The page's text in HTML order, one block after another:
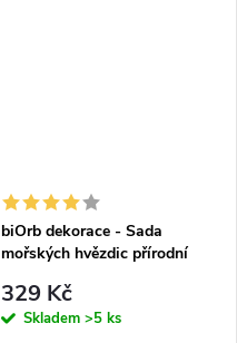
biOrb dekorace - Sada
mořských hvězdic přírodní
329 Kč
Skladem >5 ks